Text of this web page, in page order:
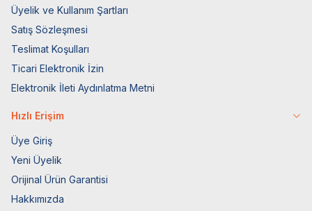
Üyelik ve Kullanım Şartları
Satış Sözleşmesi
Teslimat Koşulları
Ticari Elektronik İzin
Elektronik İleti Aydınlatma Metni
Hızlı Erişim
Üye Giriş
Yeni Üyelik
Orijinal Ürün Garantisi
Hakkımızda